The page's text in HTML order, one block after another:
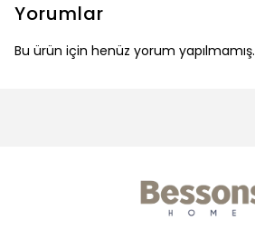
Yorumlar
Bu ürün için henüz yorum yapılmamış.